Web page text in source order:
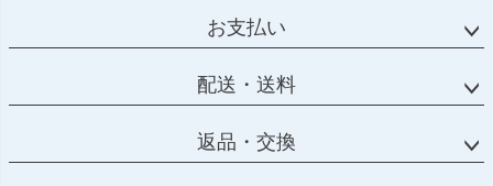
お支払い
配送・送料
返品・交換